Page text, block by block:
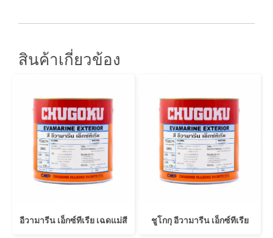
สินค้าเกี่ยวข้อง
อีวามารีน เอ็กซ์ทีเรีย เฉดแม่สี ชูโกกุ อีวามารีน เอ็กซ์ทีเรีย